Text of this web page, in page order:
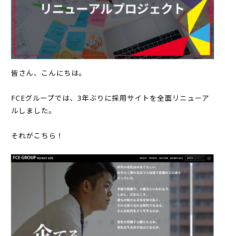
皆さん、こんにちは。
FCEグループでは、3年ぶりに採用サイトを全面リニューア
ルしました。
それがこちら！